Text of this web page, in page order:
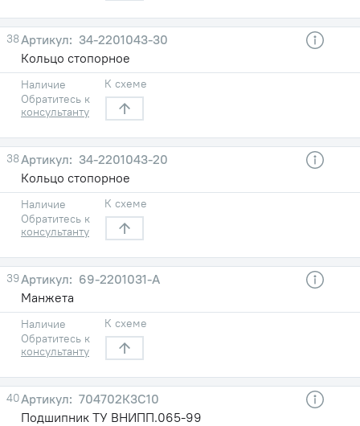
38
34-2201043-30
Кольцо стопорное
Наличие
Обратитесь к
консультанту
К схеме
38
34-2201043-20
Кольцо стопорное
Наличие
Обратитесь к
консультанту
К схеме
39
69-2201031-А
Манжета
Наличие
Обратитесь к
консультанту
К схеме
40
704702К3С10
Подшипник ТУ ВНИПП.065-99